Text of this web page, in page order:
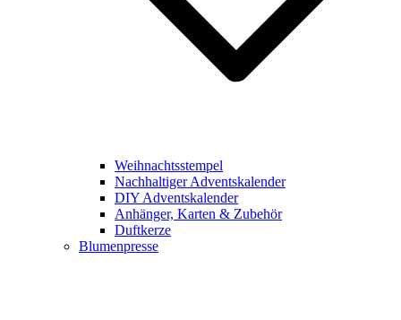
Weihnachtsstempel
Nachhaltiger Adventskalender
DIY Adventskalender
Anhänger, Karten & Zubehör
Duftkerze
Blumenpresse